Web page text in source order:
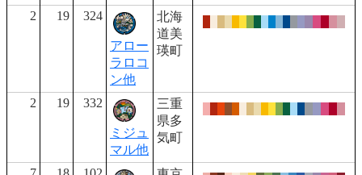
2 19 324
アロー
ラロコ
ン他
北海
道美
瑛町
2 19 332
ミジュ
マル他
三重
県多
気町